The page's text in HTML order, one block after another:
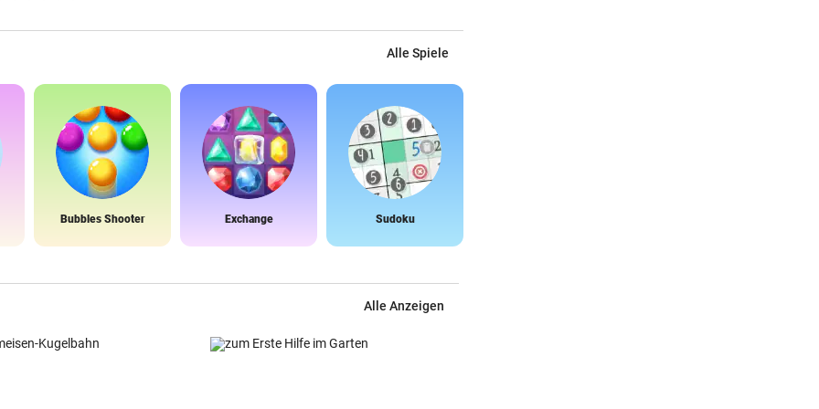
Alle Spiele
Bubbles Shooter Exchange Sudoku
Alle Anzeigen